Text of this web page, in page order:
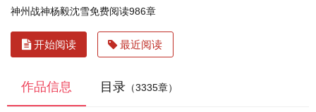
神州战神杨毅沈雪免费阅读986章
开始阅读 最近阅读
作品信息 目录 （3335章）